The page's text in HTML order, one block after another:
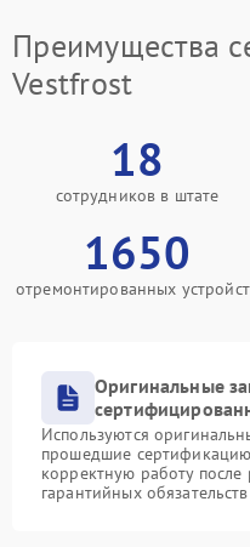
Преимущества
Vestfrost
18
сотрудников в штате
1650
отремонтированных
Оригинальные
Используются
прошедшие сертификацию
корректную работу
гарантийных обязательств